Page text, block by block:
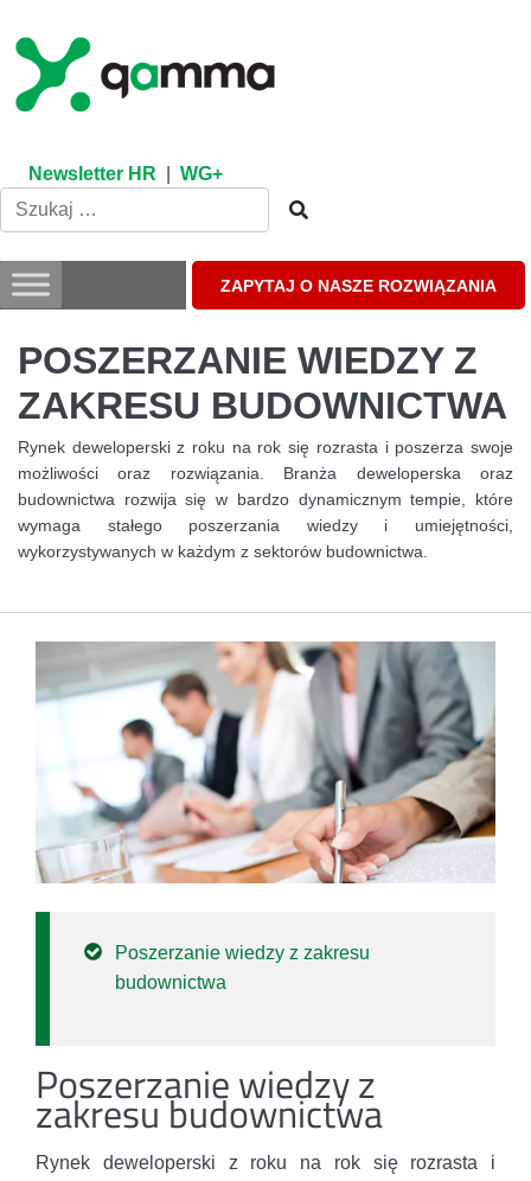
content
Newsletter HR WG+
ZAPYTAJ O NASZE ROZWIĄZANIA
POSZERZANIE WIEDZY Z
ZAKRESU BUDOWNICTWA
Rynek deweloperski z roku na rok się rozrasta i poszerza swoje
możliwości oraz rozwiązania. Branża deweloperska oraz
budownictwa rozwija się w bardzo dynamicznym tempie, które
wymaga stałego poszerzania wiedzy i umiejętności,
wykorzystywanych w każdym z sektorów budownictwa.
Poszerzanie wiedzy z zakresu
budownictwa
Poszerzanie wiedzy z
zakresu budownictwa
Rynek deweloperski z roku na rok się rozrasta i